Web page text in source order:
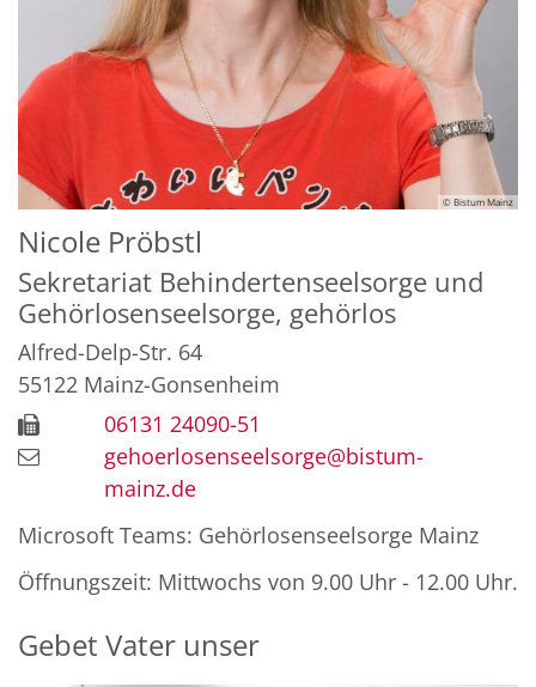
© Bistum Mainz
Nicole Pröbstl
Sekretariat Behindertenseelsorge und
Gehörlosenseelsorge, gehörlos
Alfred-Delp-Str. 64
55122 Mainz-Gonsenheim
06131 24090-51
gehoerlosenseelsorge@bistum-
mainz.de
Microsoft Teams: Gehörlosenseelsorge Mainz
Öffnungszeit: Mittwochs von 9.00 Uhr - 12.00 Uhr.
Gebet Vater unser